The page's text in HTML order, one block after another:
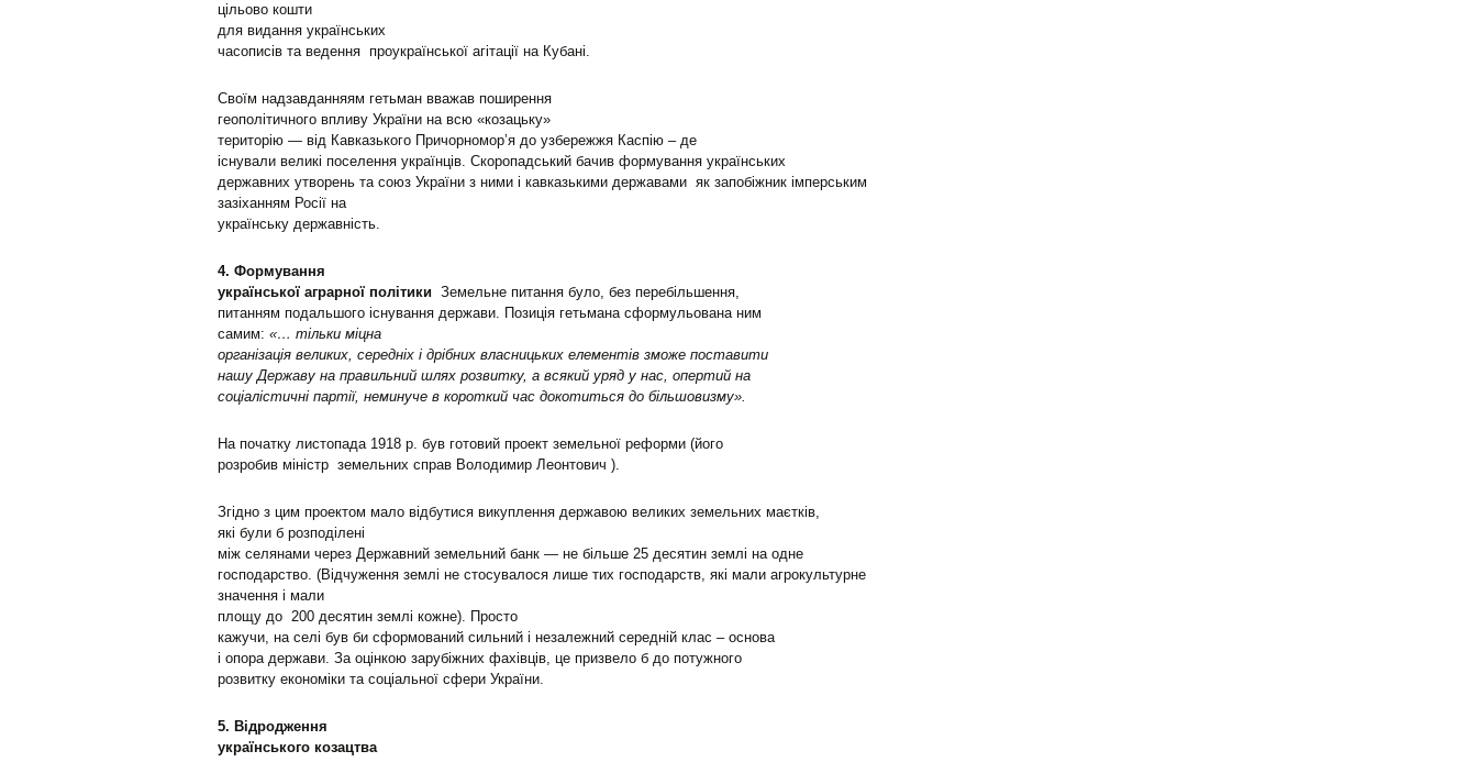
цільово кошти
для видання українських
часописів та ведення проукраїнської агітації на Кубані.
Своїм надзавданняям гетьман вважав поширення
геополітичного впливу України на всю «козацьку»
територію — від Кавказького Причорномор’я до узбережжя Каспію – де
існували великі поселення українців. Скоропадський бачив формування українських
державних утворень та союз України з ними і кавказькими державами як запобіжник імперським
зазіханням Росії на
українську державність.
4. Формування
української аграрної політики Земельне питання було, без перебільшення,
питанням подальшого існування держави. Позиція гетьмана сформульована ним
самим: «… тільки міцна
організація великих, середніх і дрібних власницьких елементів зможе поставити
нашу Державу на правильний шлях розвитку, а всякий уряд у нас, опертий на
соціалістичні партії, неминуче в короткий час докотиться до більшовизму».
На початку листопада 1918 р. був готовий проект земельної реформи (його
розробив міністр земельних справ Володимир Леонтович ).
Згідно з цим проектом мало відбутися викуплення державою великих земельних маєтків,
які були б розподілені
між селянами через Державний земельний банк — не більше 25 десятин землі на одне
господарство. (Відчуження землі не стосувалося лише тих господарств, які мали агрокультурне
значення і мали
площу до 200 десятин землі кожне). Просто
кажучи, на селі був би сформований сильний і незалежний середній клас – основа
і опора держави. За оцінкою зарубіжних фахівців, це призвело б до потужного
розвитку економіки та соціальної сфери України.
5. Відродження
українського козацтва